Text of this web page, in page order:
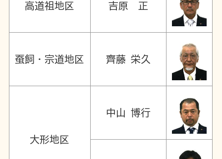
高道祖地区 吉原 正
蚕飼・宗道地区 齊藤 栄久
大形地区
中山 博行